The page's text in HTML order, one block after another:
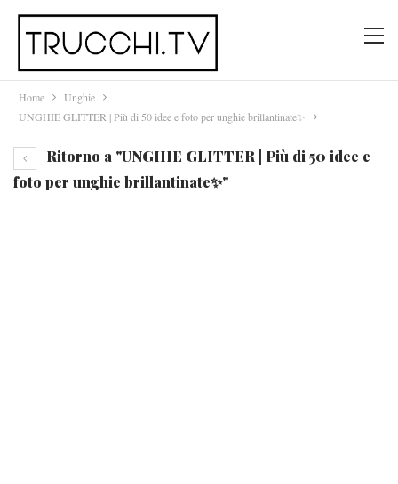
Home
Unghie
UNGHIE GLITTER | Più di 50 idee e foto per unghie brillantinate✨
Ritorno a "UNGHIE GLITTER | Più di 50 idee e
foto per unghie brillantinate✨"